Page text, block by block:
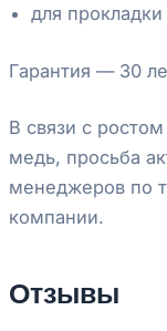
для
Гарантия — 30
В связи с
медь, просьба
менеджеров по
компании.
Отзывы